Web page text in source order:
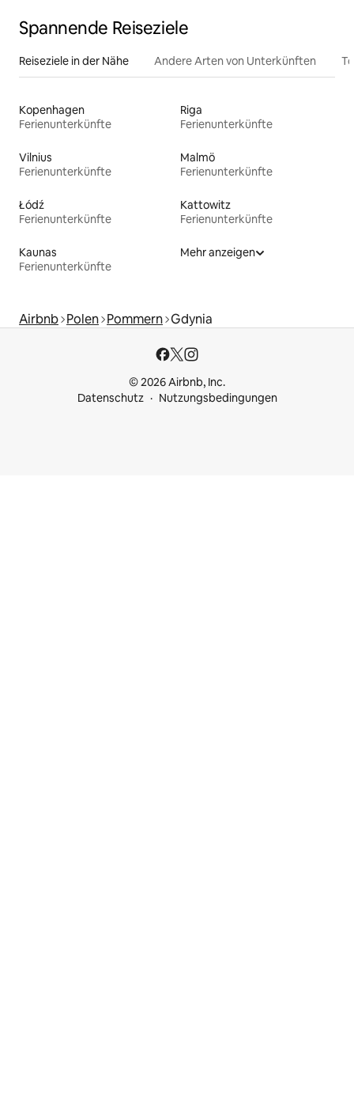
Spannende Reiseziele
Reiseziele in der Nähe Andere Arten von Unterkünften
Kopenhagen
Ferienunterkünfte
Riga
Ferienunterkünfte
Vilnius
Ferienunterkünfte
Malmö
Ferienunterkünfte
Łódź
Ferienunterkünfte
Kattowitz
Ferienunterkünfte
Kaunas
Ferienunterkünfte
Mehr anzeigen
Airbnb Polen Pommern Gdynia
© 2026 Airbnb, Inc.
Datenschutz
Nutzungsbedingungen